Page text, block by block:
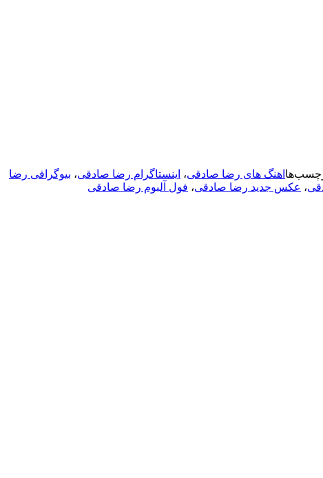
اهنگ های رضا صادقی، اینستاگرام رضا صادقی، بیوگرافی رضا
، عکس جدید رضا صادقی، فول آلبوم رضا صادقی